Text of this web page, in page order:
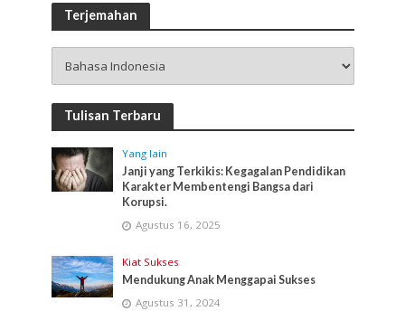
Terjemahan
Tulisan Terbaru
Yang lain
Janji yang Terkikis: Kegagalan Pendidikan
Karakter Membentengi Bangsa dari
Korupsi.
Agustus 16, 2025
Kiat Sukses
Mendukung Anak Menggapai Sukses
Agustus 31, 2024